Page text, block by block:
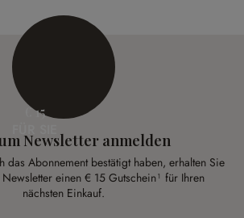
€ 15
Newsletter anmelden
das Abonnement bestätigt haben, erhalten Sie
einen € 15 Gutschein¹ für Ihren
nächsten Einkauf.